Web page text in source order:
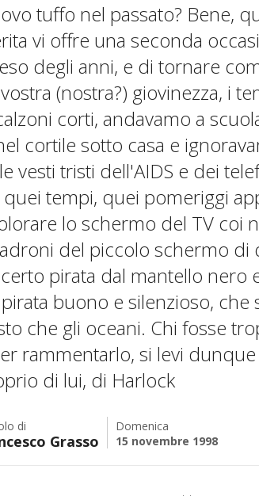
tuffo nel passato? Bene,
vi offre una seconda
degli anni, e di tornare
(nostra?) giovinezza, i
corti, andavamo a
cortile sotto casa e
vesti tristi dell'AIDS e dei
tempi, quei pomeriggi
lo schermo del TV coi
del piccolo schermo di
pirata dal mantello nero
buono e silenzioso, che
che gli oceani. Chi fosse
rammentarlo, si levi
di lui, di Harlock
di
Grasso
Domenica
15 novembre 1998